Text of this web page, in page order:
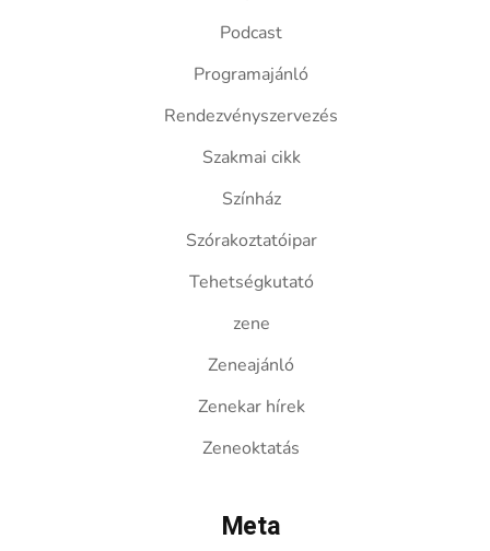
Podcast
Programajánló
Rendezvényszervezés
Szakmai cikk
Színház
Szórakoztatóipar
Tehetségkutató
zene
Zeneajánló
Zenekar hírek
Zeneoktatás
Meta